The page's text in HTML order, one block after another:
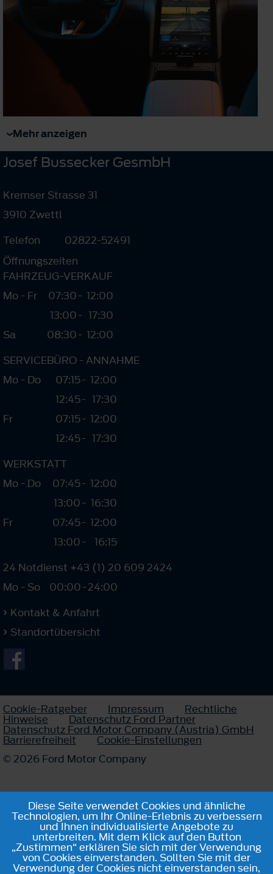
Mehr anzeigen
Josef Bussecker GesmbH
Kremser Strasse 31
3910 Zwettl
Telefon
02822-52491
Öffnungszeiten
FAHRZEUG-VERKAUF
Mo - Fr
07:30
13:00
-
-
12:00
17:30
Sa
08:30- 12:00
SERVICEBÜRO - ANNAHME
Mo - Do
07:15
12:45
-
-
12:00
17:30
Fr
07:15
12:45
-
-
12:00
17:30
WERKSTATT
Mo - Do
07:45
13:00
-
-
12:00
16:30
Fr
07:45
13:00
-
-
12:00
16:15
24 Notdienst +43 (1) 20 609 2424
Mo - So
00:00-24:00
Kontakt & Anfahrt
Standortübersicht
Cookie-Ratgeber Impressum Rechtliche
Hinweise Datenschutz Ford Partner
Datenschutz Ford Motor Company (Austria) GmbH
Barrierefreiheit
Cookie-Einstellungen
© 2026 Ford Motor Company
Diese Seite verwendet Cookies und ähnliche
Technologien, um Ihr Online-Erlebnis zu verbessern
und Ihnen individualisierte Angebote zu
unterbreiten. Mit dem Klick auf den Button
„Zustimmen“ erklären Sie sich mit der Verwendung
von Cookies einverstanden. Sollten Sie mit der
Verwendung der Cookies nicht einverstanden sein,